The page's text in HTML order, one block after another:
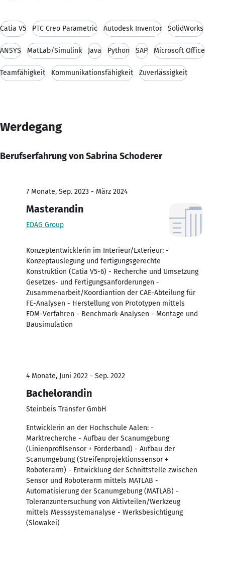
Catia V5 PTC Creo Parametric Autodesk Inventor SolidWorks
ANSYS MatLab/Simulink Java Python SAP Microsoft Office
Teamfähigkeit Kommunikationsfähigkeit Zuverlässigkeit
Werdegang
Berufserfahrung von Sabrina Schoderer
7 Monate, Sep. 2023 - März 2024
Masterandin
EDAG Group
Konzeptentwicklerin im Interieur/Exterieur: -
Konzeptauslegung und fertigungsgerechte
Konstruktion (Catia V5-6) - Recherche und Umsetzung
Gesetzes- und Fertigungsanforderungen -
Zusammenarbeit/Koordiantion der CAE-Abteilung für
FE-Analysen - Herstellung von Prototypen mittels
FDM-Verfahren - Benchmark-Analysen - Montage und
Bausimulation
4 Monate, Juni 2022 - Sep. 2022
Bachelorandin
Steinbeis Transfer GmbH
Entwicklerin an der Hochschule Aalen: -
Marktrecherche - Aufbau der Scanumgebung
(Linienprofilsensor + Förderband) - Aufbau der
Scanumgebung (Streifenprojektionssensor +
Roboterarm) - Entwicklung der Schnittstelle zwischen
Sensor und Roboterarm mittels MATLAB -
Automatisierung der Scanumgebung (MATLAB) -
Toleranzuntersuchung von Aktivteilen/Werkzeug
mittels Messsystemanalyse - Werksbesichtigung
(Slowakei)